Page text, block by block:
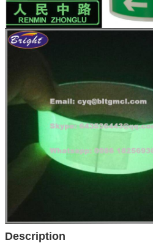
Description